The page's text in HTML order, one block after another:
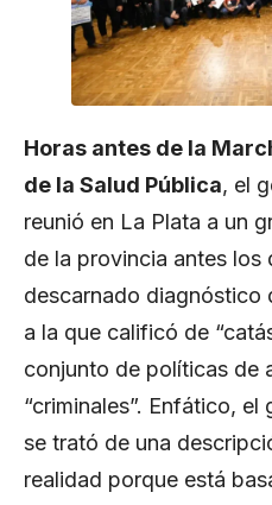
Horas antes de la
de la Salud Pública, el
reunió en La Plata a un
de la provincia antes los
descarnado diagnóstico
a la que calificó de
conjunto de políticas de
“criminales”. Enfático,
se trató de una
realidad porque está